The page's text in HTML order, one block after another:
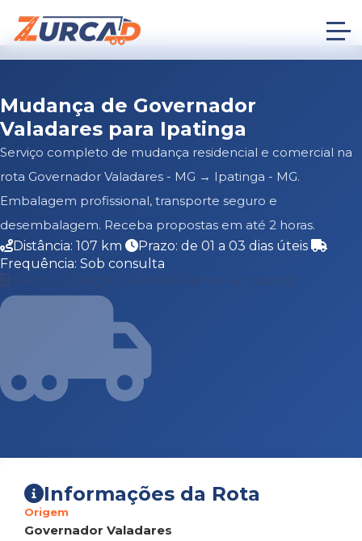
Mudança de Governador
Valadares para Ipatinga
Serviço completo de mudança residencial e comercial na
rota Governador Valadares - MG → Ipatinga - MG.
Embalagem profissional, transporte seguro e
desembalagem. Receba propostas em até 2 horas.
Distância: 107 km
Prazo: de 01 a 03 dias úteis
Frequência: Sob consulta
Falar no WhatsApp
Informações da Rota
Origem
Governador Valadares